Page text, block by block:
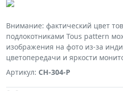
Внимание: фактический цвет
подлокотниками Tous pattern
изображения на фото из-за
цветопередачи и яркости
Артикул: CH-304-P